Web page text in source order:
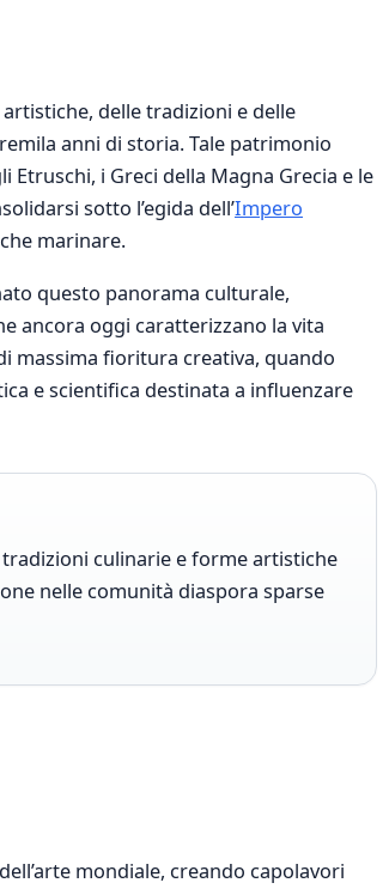
delle tradizioni e delle
anni di storia. Tale patrimonio
i Greci della Magna Grecia e le
sotto l’egida dell’Impero
marinare.
questo panorama culturale,
ancora oggi caratterizzano la vita
massima fioritura creativa, quando
e scientifica destinata a influenzare
culinarie e forme artistiche
nelle comunità diaspora sparse
mondiale, creando capolavori